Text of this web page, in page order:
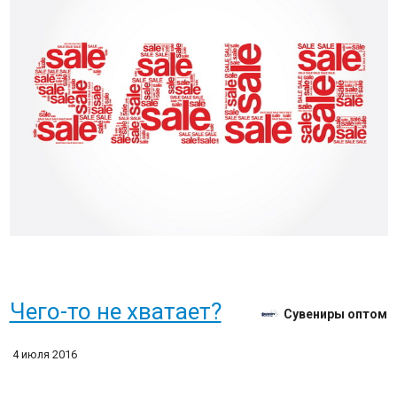
Чего-то не хватает? Сувениры оптом
4 июля 2016